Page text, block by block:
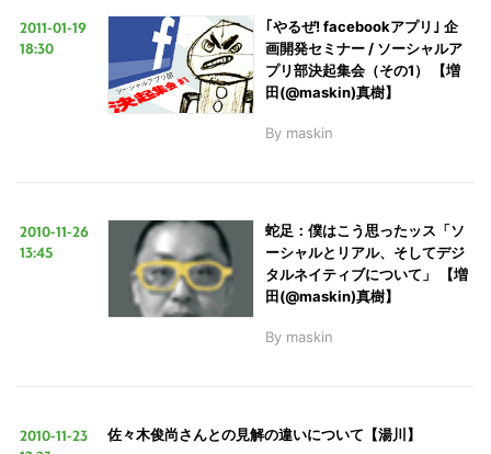
2011-01-19
18:30
｢やるぜ! facebookアプリ｣ 企
画開発セミナー / ソーシャルア
プリ部決起集会（その1） 【増
田(@maskin)真樹】
By maskin
2010-11-26
13:45
蛇足：僕はこう思ったッス「ソ
ーシャルとリアル、そしてデジ
タルネイティブについて」 【増
田(@maskin)真樹】
By maskin
2010-11-23
佐々木俊尚さんとの見解の違いについて【湯川】